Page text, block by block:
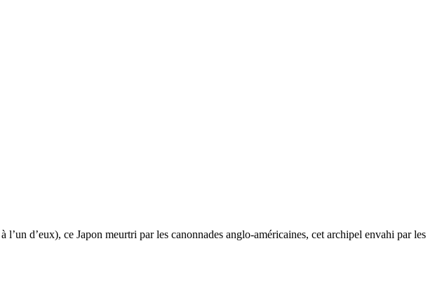
d’eux), ce Japon meurtri par les canonnades anglo-américaines, cet archipel envahi par les